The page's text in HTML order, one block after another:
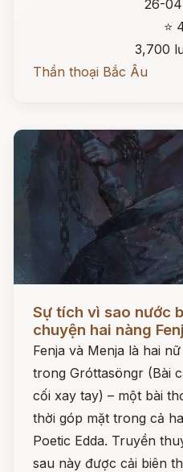
26-
⭐
3,700
Thần thoại Bắc Âu
Sự tích vì sao nước
chuyện hai nàng
Fenja và Menja là hai
trong Gróttasöngr (Bài
cối xay tay) – một bài
thời góp mặt trong cả
Poetic Edda. Truyền
sau này được cải biên